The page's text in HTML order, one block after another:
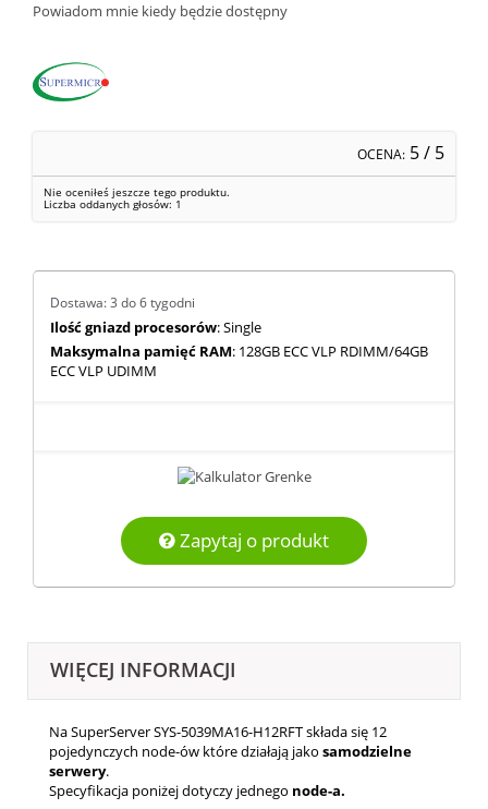
Powiadom mnie kiedy będzie dostępny
OCENA: 5/ 5
Nie oceniłeś jeszcze tego produktu.
Liczba oddanych głosów: 1
Dostawa: 3 do 6 tygodni
Ilość gniazd procesorów: Single
Maksymalna pamięć RAM: 128GB ECC VLP RDIMM/64GB
ECC VLP UDIMM
Zapytaj o produkt
WIĘCEJ INFORMACJI
Na SuperServer SYS-5039MA16-H12RFT składa się 12
pojedynczych node-ów które działają jako samodzielne
serwery.
Specyfikacja poniżej dotyczy jednego node-a.